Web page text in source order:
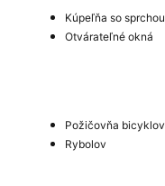
Kúpeľňa so sprchou
Otvárateľné okná
Požičovňa bicyklov
Rybolov